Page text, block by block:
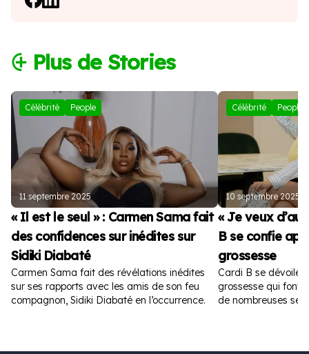
⨭ Plus de Stories
Célébrité People
11 septembre 2025
« Il est le seul » : Carmen Sama fait
des confidences sur inédites sur
Sidiki Diabaté
Carmen Sama fait des révélations inédites
sur ses rapports avec les amis de son feu
compagnon, Sidiki Diabaté en l’occurrence.
Célébrité People
10 septembre 2025
« Je veux
B se confie
grossesse
Cardi B se dévoile
grossesse qui font
de nombreuses